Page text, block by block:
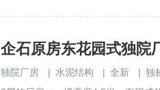
独院厂房 | 水泥结构 | 全新 | 独